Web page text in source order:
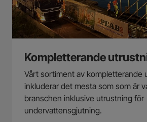
Kompletterande
Vårt sortiment av kompletterande
inkluderar det mesta som som är
branschen inklusive utrustning för
undervattensgjutning.